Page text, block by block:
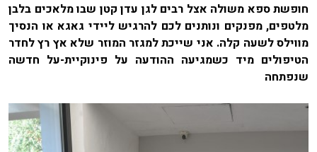
חופשת ספא משולה אצל רבים לגן עדן קטן שבו מלאכים בלבן
מלטפים, מפנקים ונותנים לכם להרגיש ליידי גאגא או הנסיך
מווילס לשעה קלה. אני שייכת למגזר המוזר שלא אץ רץ לחדר
הטיפולים מיד כשמגיעה ההודעה על פינוקיית-על חדשה
שנפתחה